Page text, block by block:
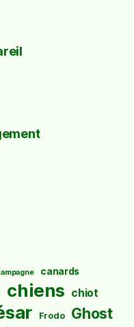
canards
chiens chiot
Frodo Ghost